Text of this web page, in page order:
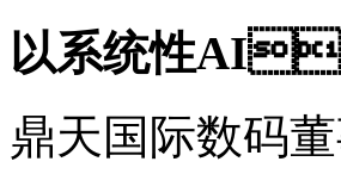
以系统性
鼎天国际数码